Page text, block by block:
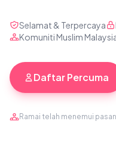
Selamat & Terpercaya
Komuniti Muslim
Daftar Percuma
Ramai telah menemui